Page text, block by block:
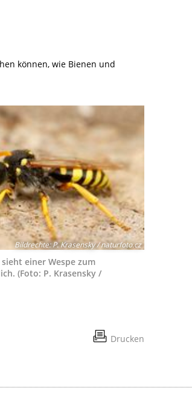
können, wie Bienen und
Bildrechte:P. Krasensky / naturfoto.cz
einer Wespe zum
(Foto: P. Krasensky /
Drucken